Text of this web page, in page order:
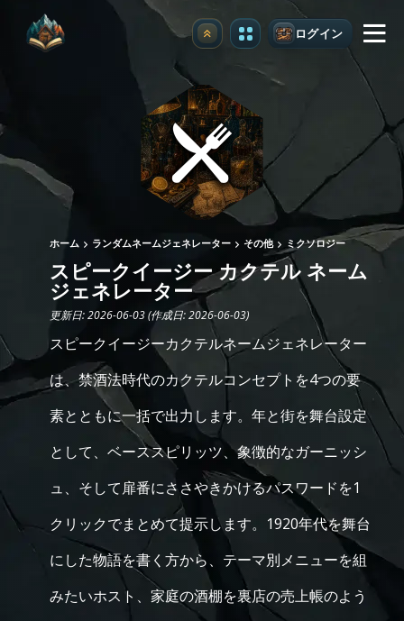
アップグレード ログイン
ホーム ランダムネームジェネレーター その他 ミクソロジー
スピークイージー カクテル ネーム
ジェネレーター
更新日: 2026-06-03 (作成日: 2026-06-03)
スピークイージーカクテルネームジェネレーター
は、禁酒法時代のカクテルコンセプトを4つの要
素とともに一括で出力します。年と街を舞台設定
として、ベーススピリッツ、象徴的なガーニッシ
ュ、そして扉番にささやきかけるパスワードを1
クリックでまとめて提示します。1920年代を舞台
にした物語を書く方から、テーマ別メニューを組
みたいホスト、家庭の酒棚を裏店の売上帳のよう